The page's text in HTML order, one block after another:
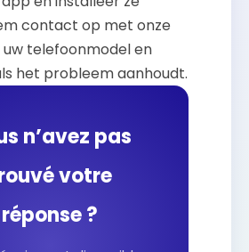
contact op met onze
telefoonmodel en
het probleem aanhoudt.
n’avez pas
votre
réponse ?